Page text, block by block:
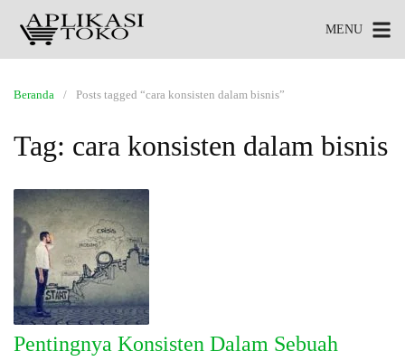
MENU
Beranda Posts tagged “cara konsisten dalam bisnis”
Tag: cara konsisten dalam bisnis
Pentingnya Konsisten Dalam Sebuah